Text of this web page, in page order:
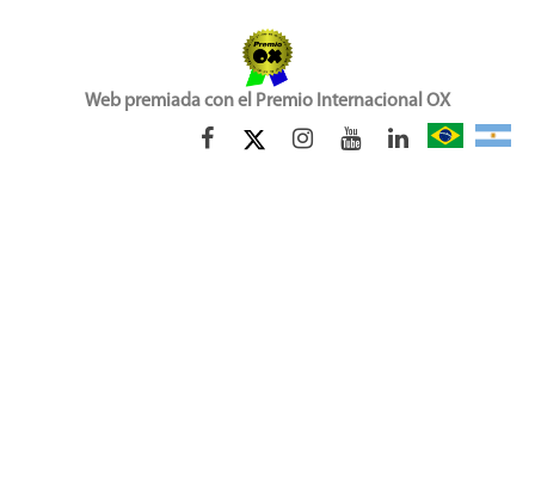
Web premiada con el Premio Internacional OX